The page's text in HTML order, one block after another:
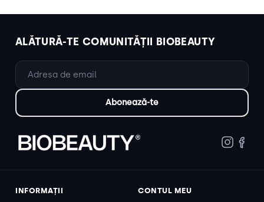
ALĂTURĂ-TE COMUNITĂȚII BIOBEAUTY
INFORMAȚII
CONTUL MEU